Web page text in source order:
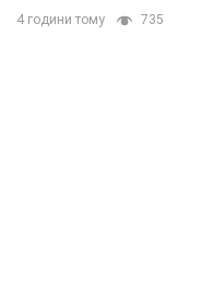
4 години тому 735